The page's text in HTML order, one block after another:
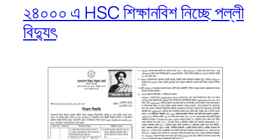
২৪০০০ এ HSC শিক্ষানবিশ নিচ্ছে পল্লী
বিদ্যুৎ